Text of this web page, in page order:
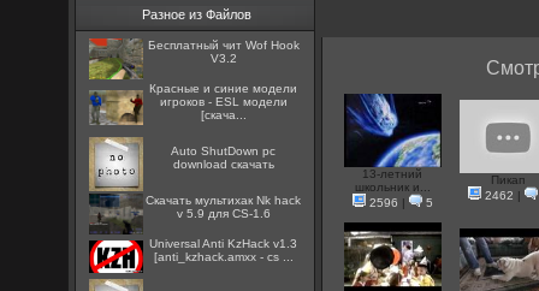
Разное из Файлов
Бесплатный чит Wof Hook
V3.2
Красные и синие модели
игроков - ESL модели
[скача...
Auto ShutDown pc
download скачать
Скачать мультихак Nk hack
v 5.9 для CS-1.6
Universal Anti KzHack v1.3
[anti_kzhack.amxx - cs ...
13-летний
школьник и...
2596 | 5
Пикап
2462 |